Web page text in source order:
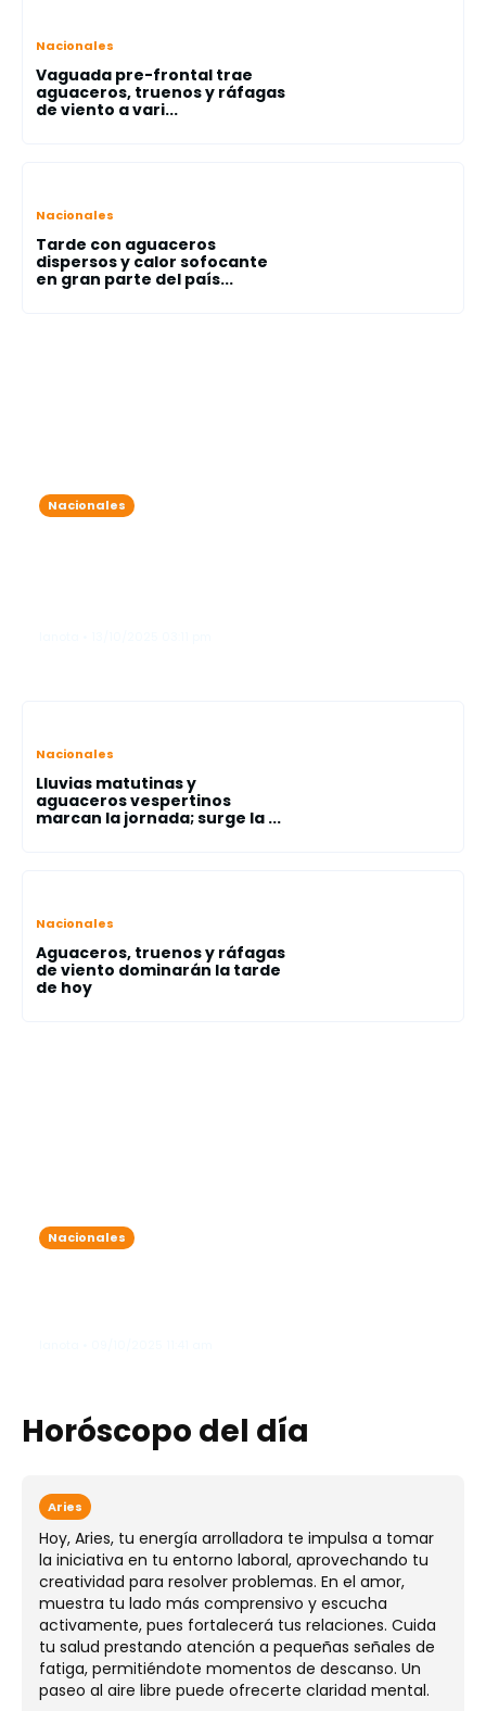
Nacionales
Vaguada pre-frontal trae
aguaceros, truenos y ráfagas
de viento a vari...
Nacionales
Tarde con aguaceros
dispersos y calor sofocante
en gran parte del país...
Nacionales
Nacionales
Lluvias matutinas y
aguaceros vespertinos
marcan la jornada; surge la ...
Nacionales
Aguaceros, truenos y ráfagas
de viento dominarán la tarde
de hoy
Nacionales
Horóscopo del día
Aries
Hoy, Aries, tu energía arrolladora te impulsa a tomar
la iniciativa en tu entorno laboral, aprovechando tu
creatividad para resolver problemas. En el amor,
muestra tu lado más comprensivo y escucha
activamente, pues fortalecerá tus relaciones. Cuida
tu salud prestando atención a pequeñas señales de
fatiga, permitiéndote momentos de descanso. Un
paseo al aire libre puede ofrecerte claridad mental.